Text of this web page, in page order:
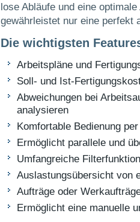
lose Abläufe und eine
gewährleistet nur eine perfekt
Die wichtigsten
Arbeitspläne und
Soll- und Ist-
Abweichungen bei
analysieren
Komfortable Bedienung
Ermöglicht parallele und
Umfangreiche Filterfunktion
Auslastungsübersicht von
Aufträge oder
Ermöglicht eine manuelle